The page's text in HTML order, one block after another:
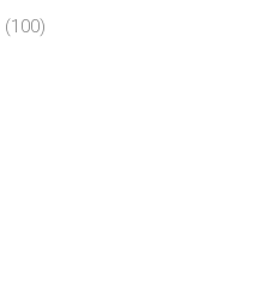
(100)